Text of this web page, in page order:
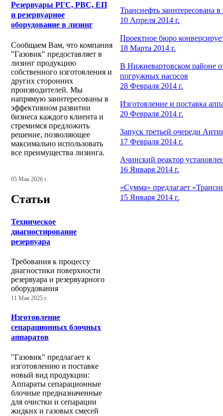
Резервуары РГС, РВС, ЕП
и резервуарное
оборудование в лизинг
Сообщаем Вам, что компания
"Газовик" предоставляет в
лизинг продукцию
собственного изготовления и
других сторонних
производителей. Мы
напрямую заинтересованы в
эффективном развитии
бизнеса каждого клиента и
стремимся предложить
решение, позволяющее
максимально использовать
все преимущества лизинга.
05 Мая 2026 г.
Статьи
Техническое
диагностирование
резервуара
Требования к процессу
диагностики поверхности
резервуара и резервуарного
оборудования
11 Мая 2025 г.
Изготовление
сепарационных блочных
аппаратов
"Газовик" предлагает к
изготовлению и поставке
новый вид продукции:
Аппараты сепарационные
блочные предназначенные
для очистки и сепарации
жидких и газовых смесей
Транснефть заинтересована
10 Апреля 2014 г.
Проектное бюро
18 Марта 2014 г.
В Нижневартовском районе
погружных насосов
28 Февраля 2014 г.
Изготовление и поставка
20 Февраля 2014 г.
Запуск третьей очереди
17 Февраля 2014 г.
Ачинский реактор
16 Января 2014 г.
«Сумма» предлагает
15 Января 2014 г.